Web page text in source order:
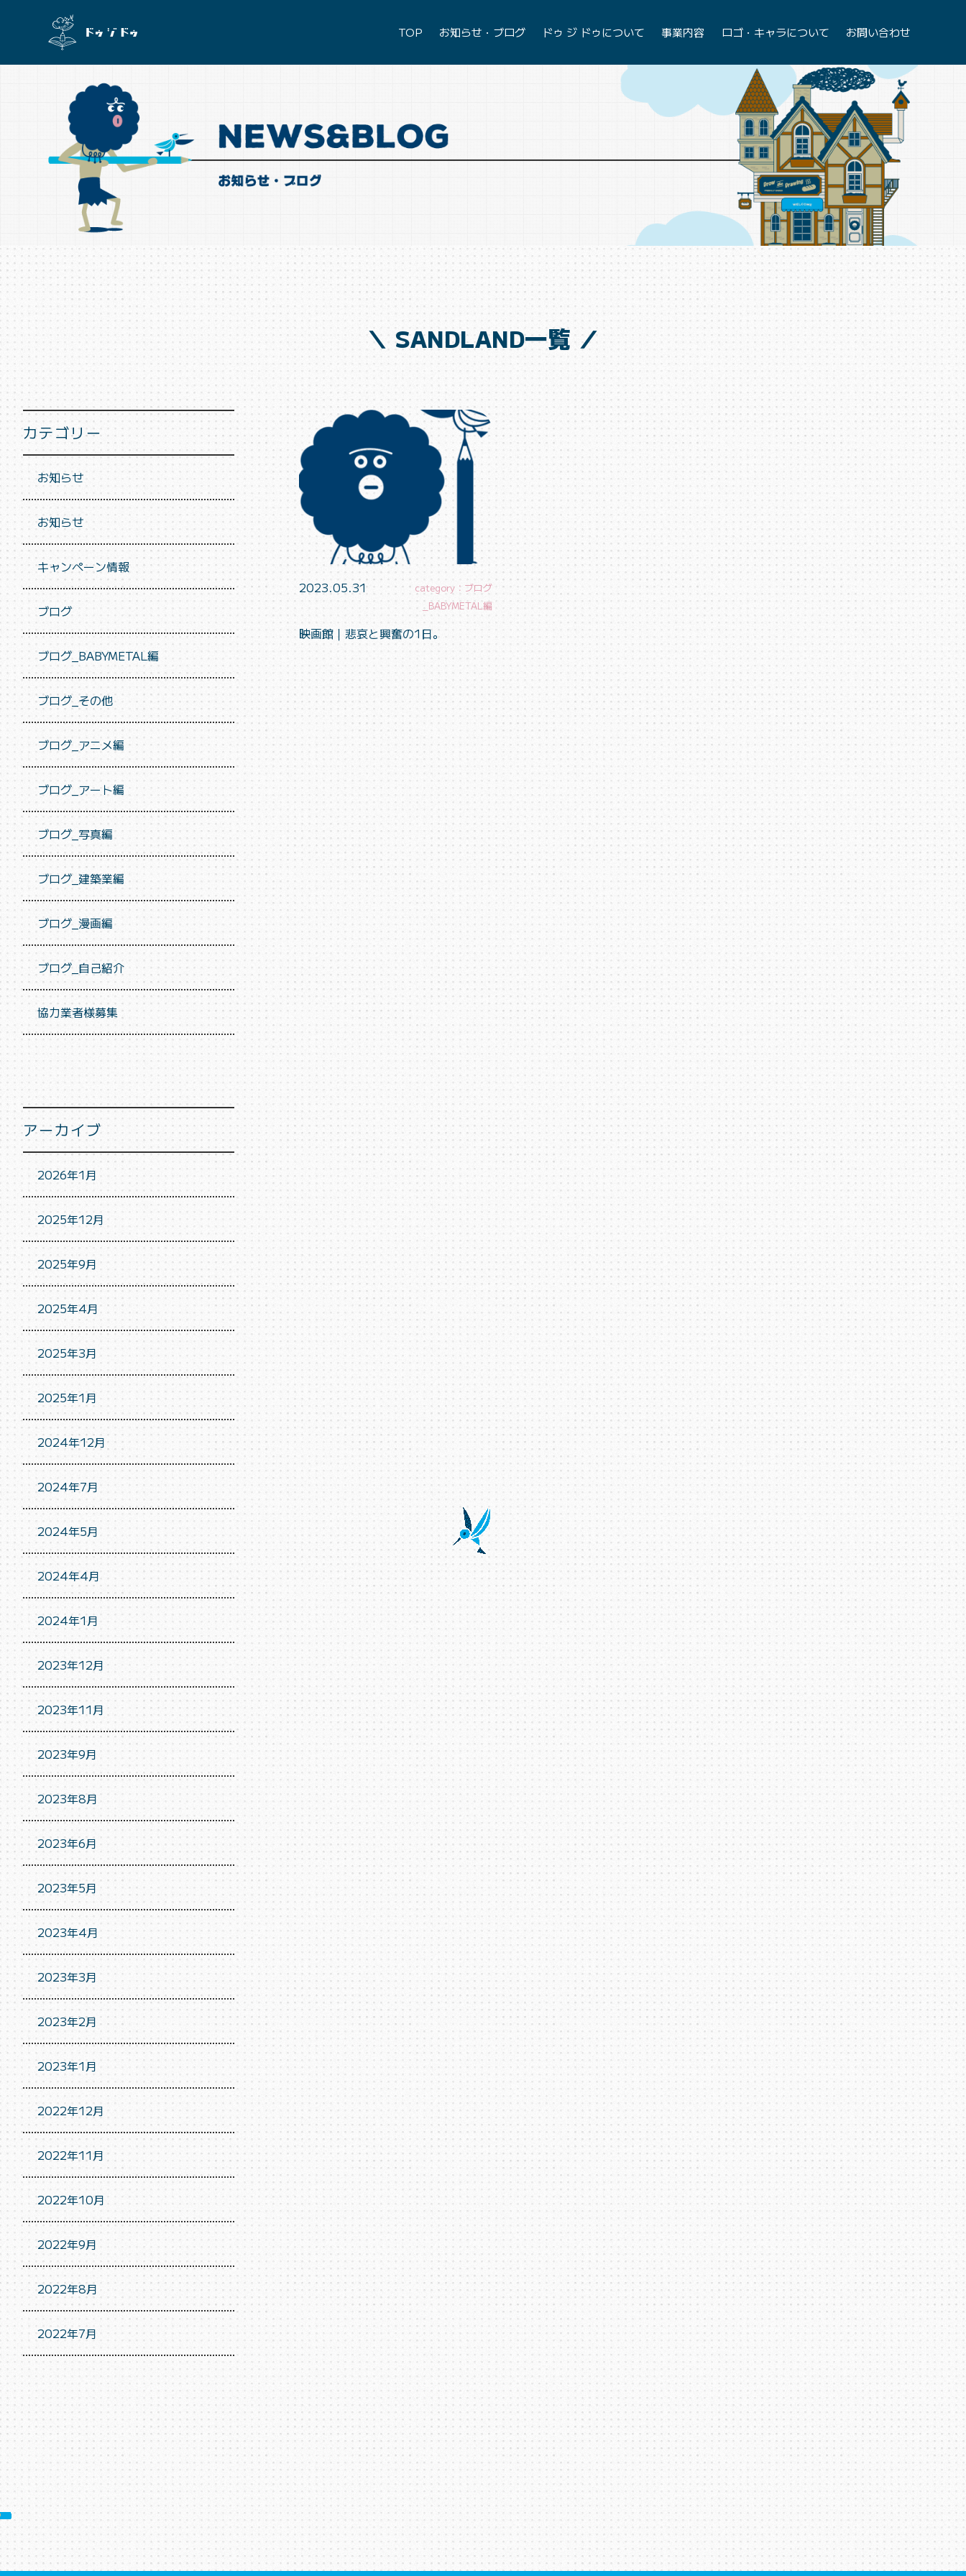
TOP お知らせ・ブログ ドゥ ジ ドゥについて 事業内容 ロゴ・キャラについて お問い合わせ
＼ SANDLAND一覧 ／
カテゴリー
お知らせ
お知らせ
キャンペーン情報
ブログ
ブログ_BABYMETAL編
ブログ_その他
ブログ_アニメ編
ブログ_アート編
ブログ_写真編
ブログ_建築業編
ブログ_漫画編
ブログ_自己紹介
協力業者様募集
アーカイブ
2026年1月
2025年12月
2025年9月
2025年4月
2025年3月
2025年1月
2024年12月
2024年7月
2024年5月
2024年4月
2024年1月
2023年12月
2023年11月
2023年9月
2023年8月
2023年6月
2023年5月
2023年4月
2023年3月
2023年2月
2023年1月
2022年12月
2022年11月
2022年10月
2022年9月
2022年8月
2022年7月
2023.05.31
category：ブログ
_BABYMETAL編
映画館｜悲哀と興奮の1日。